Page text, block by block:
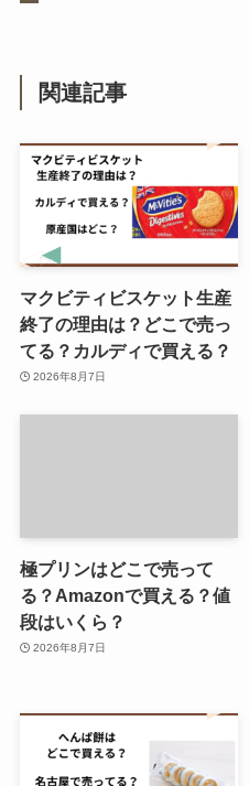
売終
ずい
宝石
して
ビッ
はコ
購入
関連記事
マクビティビスケット生産
終了の理由は？どこで売っ
てる？カルディで買える？
2026年8月7日
極プリンはどこで売って
る？Amazonで買える？値
段はいくら？
2026年8月7日